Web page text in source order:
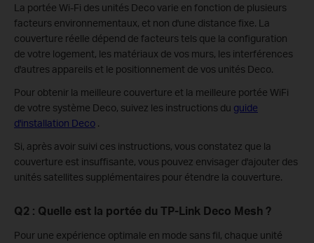
La portée Wi-Fi des unités Deco varie en fonction de plusieurs
facteurs environnementaux, et non d'une distance fixe. La
couverture réelle dépend de facteurs tels que la configuration
de votre logement, les matériaux de vos murs, les interférences
d'autres appareils et le positionnement de vos unités Deco.
Pour obtenir la meilleure couverture et la meilleure portée WiFi
de votre système Deco, suivez les instructions du guide
d'installation Deco .
Si, après avoir suivi ces instructions, vous constatez que la
couverture est insuffisante, vous pouvez envisager d'ajouter des
unités satellites supplémentaires pour étendre la couverture.
Q2 : Quelle est la portée du TP-Link Deco Mesh ?
Pour une expérience optimale en mode sans fil, chaque unité